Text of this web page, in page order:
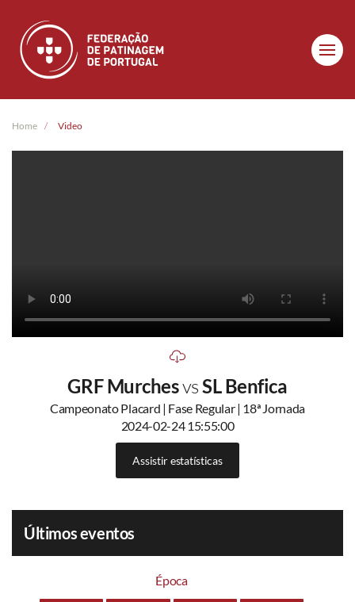
Skip to main content
Home Video
GRF MurchesvsSL Benfica
Campeonato Placard | Fase Regular | 18ª Jornada
2024-02-24 15:55:00
Assistir estatísticas
Últimos eventos
Época